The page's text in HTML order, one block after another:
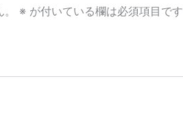
※ が付いている欄は必須項目です